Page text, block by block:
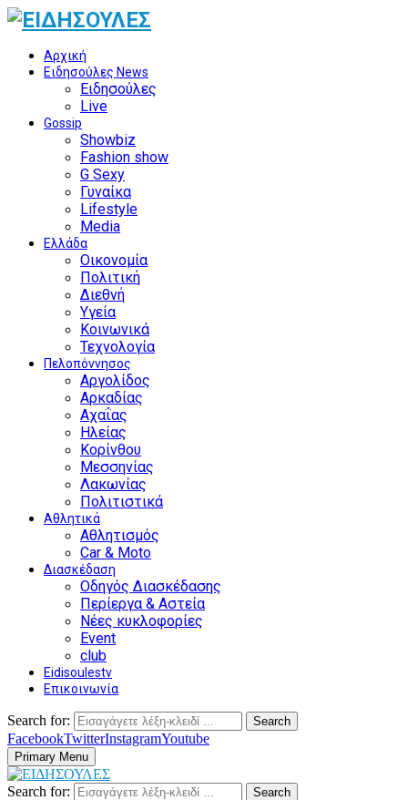
Αρχική
Ειδησούλες News
Ειδησούλες
Live
Gossip
Showbiz
Fashion show
G Sexy
Γυναίκα
Lifestyle
Media
Ελλάδα
Οικονομία
Πολιτική
Διεθνή
Υγεία
Κοινωνικά
Τεχνολογία
Πελοπόννησος
Αργολίδος
Αρκαδίας
Αχαΐας
Ηλείας
Κορίνθου
Μεσσηνίας
Λακωνίας
Πολιτιστικά
Αθλητικά
Αθλητισμός
Car & Moto
Διασκέδαση
Οδηγός Διασκέδασης
Περίεργα & Αστεία
Νέες κυκλοφορίες
Event
club
Eidisoulestv
Επικοινωνία
Search for: Search
FacebookTwitterInstagramYoutube
Primary Menu
Search for: Search